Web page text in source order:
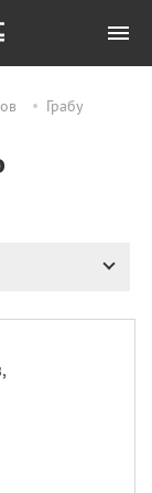
Грабу
Все
святителя
Чудотворца
еды»
РФ